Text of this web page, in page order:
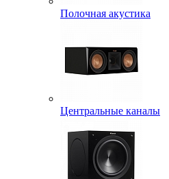
Полочная акустика
Центральные каналы